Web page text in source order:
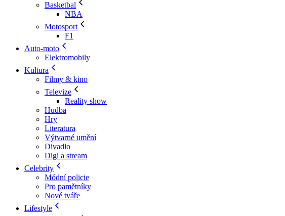
Basketbal
NBA
Motosport
F1
Auto-moto
Elektromobily
Kultura
Filmy & kino
Televize
Reality show
Hudba
Hry
Literatura
Výtvarné umění
Divadlo
Digi a stream
Celebrity
Módní policie
Pro pamětníky
Nové tváře
Lifestyle